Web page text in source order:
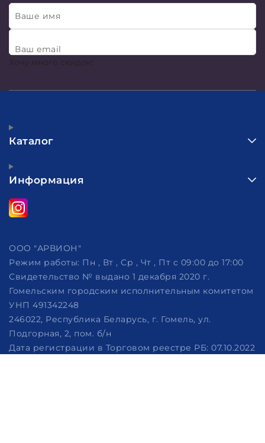
Ваше имя
Ваш email
Хочу много скидок!
Каталог
Информация
ООО "АРВИОН"
Режим работы: Пн , Вт , Ср , Чт , Пт c 09:00 до 17:00
Свидетельство № выдано 1 декабря 2020 г.
Гомельским городским исполнительным комитетом
УНП 491342248
246022, Республика Беларусь, г. Гомель, ул.
Подгорная, 2, пом. б/н
Дата регистрации в Торговом реестре РБ: 07.10.2022